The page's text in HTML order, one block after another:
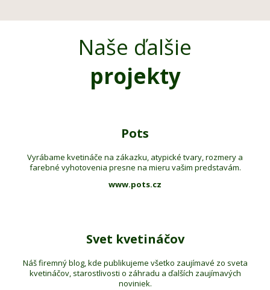
Naše ďalšie
projekty
Pots
Vyrábame kvetináče na zákazku, atypické tvary, rozmery a
farebné vyhotovenia presne na mieru vašim predstavám.
www.pots.cz
Svet kvetináčov
Náš firemný blog, kde publikujeme všetko zaujímavé zo sveta
kvetináčov, starostlivosti o záhradu a ďalších zaujímavých
noviniek.